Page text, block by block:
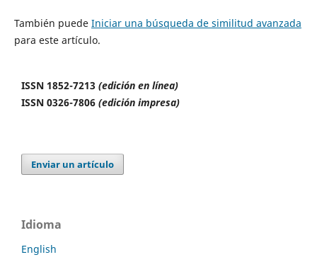
También puede Iniciar una búsqueda de similitud avanzada
para este artículo.
ISSN 1852-7213 (edición en línea)
ISSN 0326-7806 (edición impresa)
Enviar un artículo
Idioma
English